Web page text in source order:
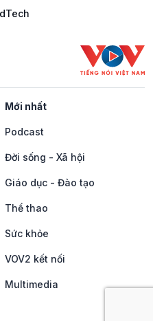
Mới nhất
Podcast
Đời sống - Xã hội
Giáo dục - Đào tạo
Thể thao
Sức khỏe
VOV2 kết nối
Multimedia